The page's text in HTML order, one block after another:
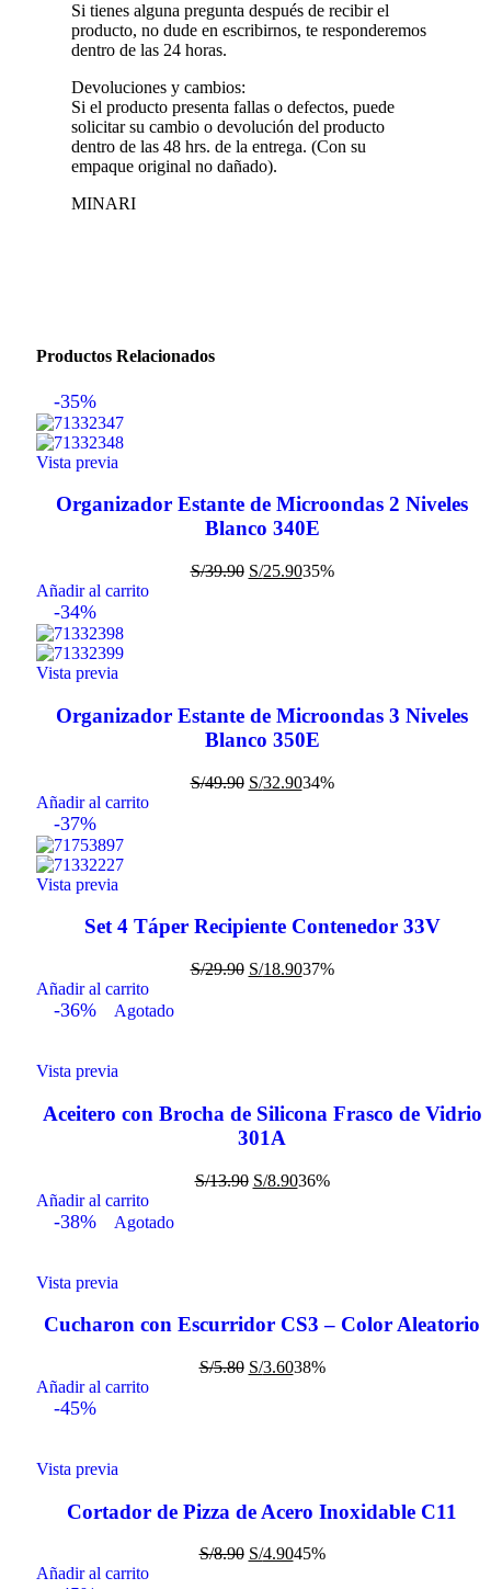
Si tienes alguna pregunta después de recibir el
producto, no dude en escribirnos, te responderemos
dentro de las 24 horas.
Devoluciones y cambios:
Si el producto presenta fallas o defectos, puede
solicitar su cambio o devolución del producto
dentro de las 48 hrs. de la entrega. (Con su
empaque original no dañado).
MINARI
Productos Relacionados
-35%
Vista previa
Organizador Estante de Microondas 2 Niveles
Blanco 340E
S/39.90 S/25.9035%
Añadir al carrito
-34%
Vista previa
Organizador Estante de Microondas 3 Niveles
Blanco 350E
S/49.90 S/32.9034%
Añadir al carrito
-37%
Vista previa
Set 4 Táper Recipiente Contenedor 33V
S/29.90 S/18.9037%
Añadir al carrito
-36% Agotado
Vista previa
Aceitero con Brocha de Silicona Frasco de Vidrio
301A
S/13.90 S/8.9036%
Añadir al carrito
-38% Agotado
Vista previa
Cucharon con Escurridor CS3 – Color Aleatorio
S/5.80 S/3.6038%
Añadir al carrito
-45%
Vista previa
Cortador de Pizza de Acero Inoxidable C11
S/8.90 S/4.9045%
Añadir al carrito